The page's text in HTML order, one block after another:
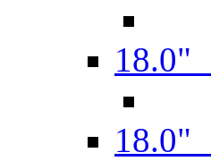
18.0"
18.0"